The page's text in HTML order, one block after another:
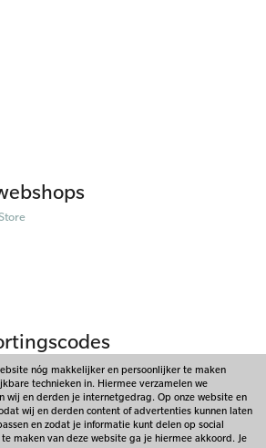
I Love kortingscodes
nóg makkelijker en persoonlijker te maken
technieken in. Hiermee verzamelen we
wij en derden je internetgedrag. Op onze website en
wij en derden content of advertenties kunnen laten
en zodat je informatie kunt delen op social
maken van deze website ga je hiermee akkoord. Je